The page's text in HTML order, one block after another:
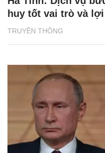
TRUYỀN THÔNG
huy tốt vai trò và